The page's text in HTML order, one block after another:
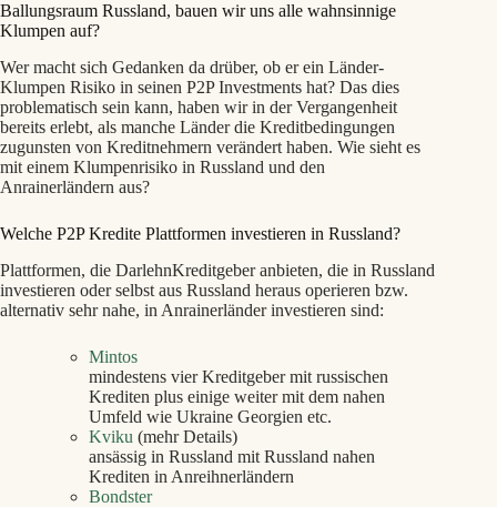
Ballungsraum Russland, bauen wir uns alle wahnsinnige
Klumpen auf?
Wer macht sich Gedanken da drüber, ob er ein Länder-
Klumpen Risiko in seinen P2P Investments hat? Das dies
problematisch sein kann, haben wir in der Vergangenheit
bereits erlebt, als manche Länder die Kreditbedingungen
zugunsten von Kreditnehmern verändert haben. Wie sieht es
mit einem Klumpenrisiko in Russland und den
Anrainerländern aus?
Welche P2P Kredite Plattformen investieren in Russland?
Plattformen, die DarlehnKreditgeber anbieten, die in Russland
investieren oder selbst aus Russland heraus operieren bzw.
alternativ sehr nahe, in Anrainerländer investieren sind:
Mintos
mindestens vier Kreditgeber mit russischen
Krediten plus einige weiter mit dem nahen
Umfeld wie Ukraine Georgien etc.
Kviku (mehr Details)
ansässig in Russland mit Russland nahen
Krediten in Anreihnerländern
Bondster